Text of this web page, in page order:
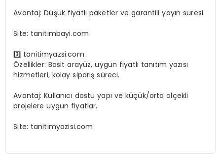
Avantaj: Düşük fiyatlı paketler ve garantili yayın süresi.
Site: tanitimbayi.com
3️⃣ tanitimyazsi.com
Özellikler: Basit arayüz, uygun fiyatlı tanıtım yazısı
hizmetleri, kolay sipariş süreci.
Avantaj: Kullanıcı dostu yapı ve küçük/orta ölçekli
projelere uygun fiyatlar.
Site: tanitimyazisi.com